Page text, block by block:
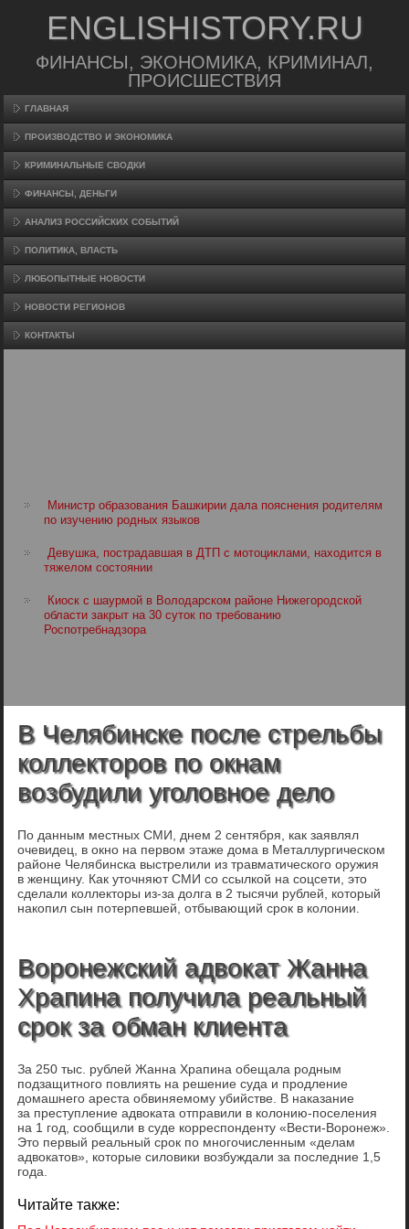
ENGLISHISTORY.RU
ФИНАНСЫ, ЭКОНОМИКА, КРИМИНАЛ,
ПРОИСШЕСТВИЯ
ГЛАВНАЯ
ПРОИЗВΟДСТВО И ЭКОНОМИКА
КРИМИНАЛЬНЫЕ СВОДКИ
ФИНАНСЫ, ДЕНЬГИ
АНАЛИЗ РОССИЙСКИХ СОБЫТИЙ
ПОЛИТИКА, ВЛАСТЬ
ЛЮБОПЫТНЫЕ НОВОСТИ
НОВОСТИ РЕГИОНОВ
КОНТАКТЫ
Министр образования Башкирии дала пояснения родителям
по изучению родных языков
Девушка, пострадавшая в ДТП с мотоциклами, находится в
тяжелом состоянии
Киоск с шаурмой в Володарском районе Нижегородской
области закрыт на 30 суток по требованию
Роспотребнадзора
В Челябинске после стрельбы
коллекторов по окнам
возбудили уголовное дело
По данным местных СМИ, днем 2 сентября, как заявлял
очевидец, в окно на первом этаже дома в Металлургическом
районе Челябинска выстрелили из травматического оружия
в женщину. Как уточняют СМИ со ссылкой на соцсети, это
сделали коллекторы из-за долга в 2 тысячи рублей, который
накопил сын потерпевшей, отбывающий срок в колонии.
Воронежский адвокат Жанна
Храпина получила реальный
срок за обман клиента
За 250 тыс. рублей Жанна Храпина обещала родным
подзащитного повлиять на решение суда и продление
домашнего ареста обвиняемому убийстве. В наказание
за преступление адвоката отправили в колонию-поселения
на 1 год, сообщили в суде корреспонденту «Вести-Воронеж».
Это первый реальный срок по многочисленным «делам
адвокатов», которые силовики возбуждали за последние 1,5
года.
Читайте также: